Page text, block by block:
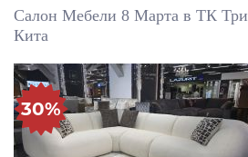
Салон Мебели 8 Марта в ТК Три
Кита
30%